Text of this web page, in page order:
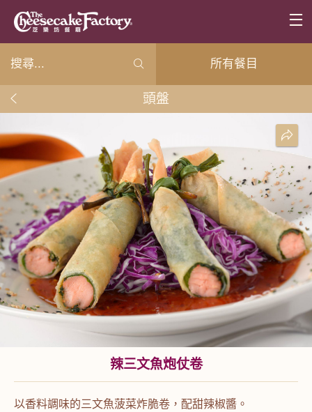
所有餐目
頭盤
辣三文魚炮仗卷
以香料調味的三文魚菠菜炸脆卷，配甜辣椒醬。